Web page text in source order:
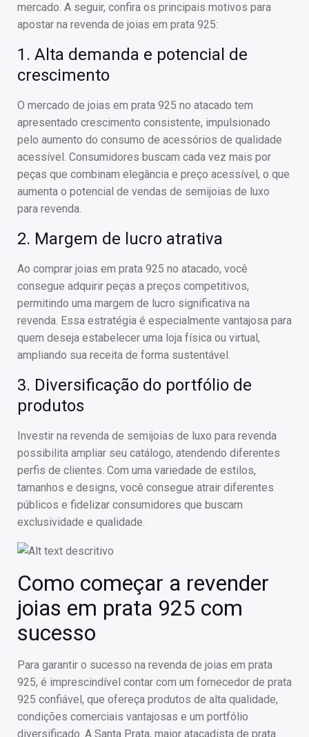
mercado. A seguir, confira os principais motivos para
apostar na revenda de joias em prata 925:
1. Alta demanda e potencial de
crescimento
O mercado de joias em prata 925 no atacado tem
apresentado crescimento consistente, impulsionado
pelo aumento do consumo de acessórios de qualidade
acessível. Consumidores buscam cada vez mais por
peças que combinam elegância e preço acessível, o que
aumenta o potencial de vendas de semijoias de luxo
para revenda.
2. Margem de lucro atrativa
Ao comprar joias em prata 925 no atacado, você
consegue adquirir peças a preços competitivos,
permitindo uma margem de lucro significativa na
revenda. Essa estratégia é especialmente vantajosa para
quem deseja estabelecer uma loja física ou virtual,
ampliando sua receita de forma sustentável.
3. Diversificação do portfólio de
produtos
Investir na revenda de semijoias de luxo para revenda
possibilita ampliar seu catálogo, atendendo diferentes
perfis de clientes. Com uma variedade de estilos,
tamanhos e designs, você consegue atrair diferentes
públicos e fidelizar consumidores que buscam
exclusividade e qualidade.
Como começar a revender
joias em prata 925 com
sucesso
Para garantir o sucesso na revenda de joias em prata
925, é imprescindível contar com um fornecedor de prata
925 confiável, que ofereça produtos de alta qualidade,
condições comerciais vantajosas e um portfólio
diversificado. A Santa Prata, maior atacadista de prata